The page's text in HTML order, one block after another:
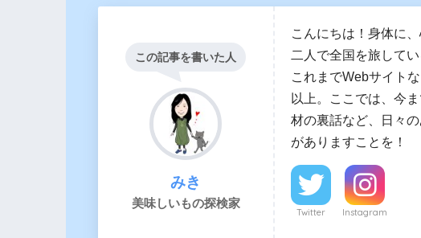
この記事を書いた人
みき
美味しいもの探検家
こんにちは！身体に
二人で全国を旅して
これまでWebサイト
以上。ここでは、今
材の裏話など、日々
がありますことを！
Twitter Instagram